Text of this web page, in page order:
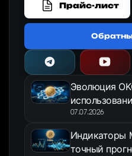
Прайс-лист
Эволюция
OKX
07.07.2026
Индикаторы
точный